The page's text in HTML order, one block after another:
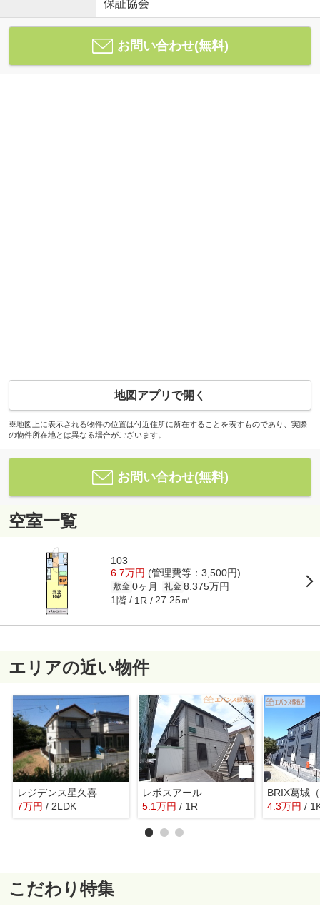
保証協会
お問い合わせ(無料)
地図アプリで開く
※地図上に表示される物件の位置は付近住所に所在することを表すものであり、実際
の物件所在地とは異なる場合がございます。
お問い合わせ(無料)
空室一覧
103
6.7万円 (管理費等：3,500円)
敷金 0ヶ月 礼金 8.375万円
1階 1R 27.25㎡
エリアの近い物件
レジデンス星久喜
7万円 / 2LDK
レポスアール
5.1万円 / 1R 4.3万円 /
こだわり特集